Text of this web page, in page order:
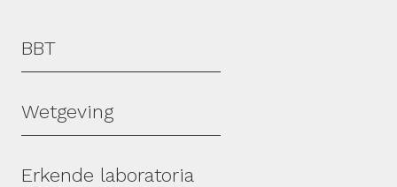
Hoofdmenu
BBT
Wetgeving
Erkende laboratoria